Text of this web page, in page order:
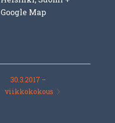
Google Map
30.3.2017 –
viikkokokous